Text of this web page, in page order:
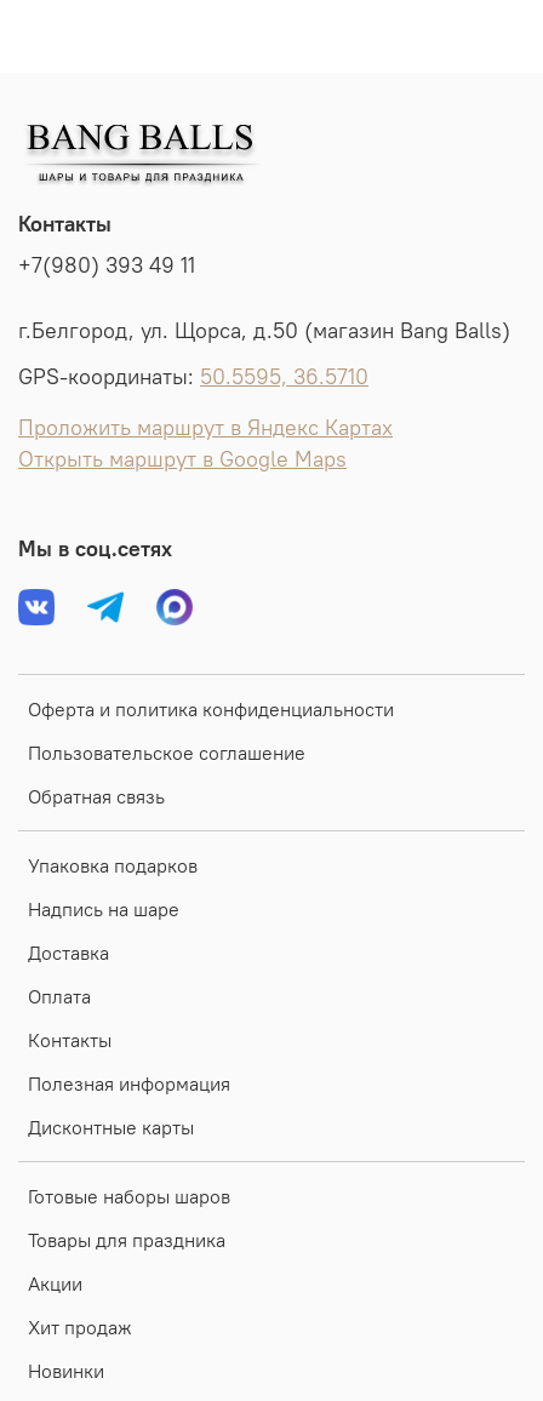
Оферта и политика конфиденциальности
Пользовательское соглашение
Обратная связь
Упаковка подарков
Надпись на шаре
Доставка
Оплата
Контакты
Полезная информация
Дисконтные карты
Готовые наборы шаров
Товары для праздника
Акции
Хит продаж
Новинки
Контакты
+7(980) 393 49 11
г.Белгород, ул. Щорса, д.50 (магазин Bang Balls)
GPS-координаты: 50.5595, 36.5710
Проложить маршрут в Яндекс Картах
Открыть маршрут в Google Maps
Мы в соц.сетях